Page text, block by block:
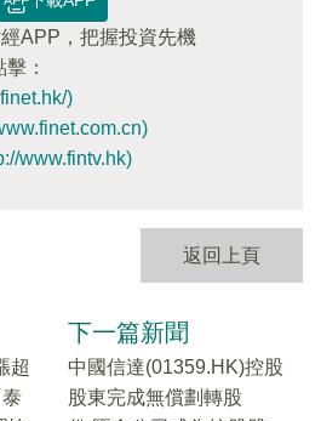
APP，把握投資先機
：
)
www.fintv.hk)
返回上頁
超
下一篇新聞
中國信達(01359.HK)控股
股東完成無償劃轉股